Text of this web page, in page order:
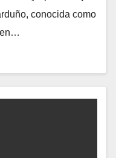
conocida como
en…